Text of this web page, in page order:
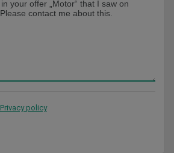
Privacy policy